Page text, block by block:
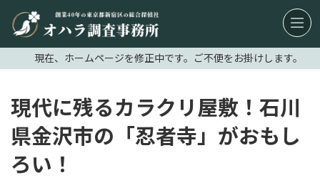
テ
ス
ゲ
ン
現在、ホームページを修正中です。ご不便をお掛けします。
現代に残るカラクリ屋敷！石川
県金沢市の「忍者寺」がおもし
ろい！